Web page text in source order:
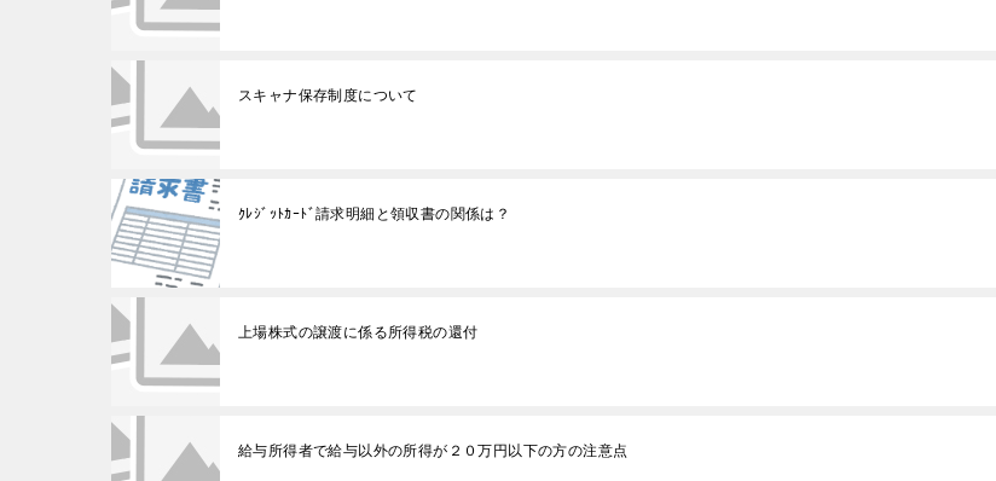
スキャナ保存制度について
ｸﾚｼﾞｯﾄｶｰﾄﾞ請求明細と領収書の関係は？
上場株式の譲渡に係る所得税の還付
給与所得者で給与以外の所得が２０万円以下の方の注意点